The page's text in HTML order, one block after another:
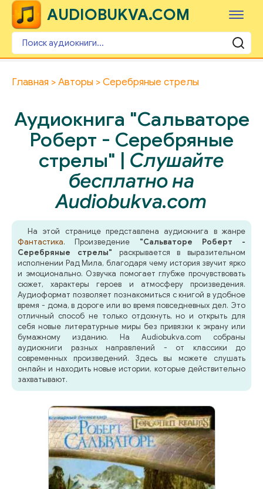
AUDIOBUKVA.COM
Главная Авторы Серебряные стрелы
Аудиокнига "Сальваторе
Роберт - Серебряные
стрелы" | Слушайте
бесплатно на
Audiobukva.com
На этой странице представлена аудиокнига в жанре
Фантастика. Произведение "Сальваторе Роберт -
Серебряные стрелы" раскрывается в выразительном
исполнении Рад Мила, благодаря чему история звучит ярко
и эмоционально. Озвучка помогает глубже прочувствовать
сюжет, характеры героев и атмосферу произведения.
Аудиоформат позволяет познакомиться с книгой в удобное
время - дома, в дороге или во время повседневных дел. Это
отличный способ не только отдохнуть, но и открыть для
себя новые литературные миры без привязки к экрану или
бумажному изданию. На Audiobukva.com собраны
аудиокниги разных направлений - от классики до
современных произведений. Здесь вы можете слушать
онлайн и находить новые истории, которые действительно
захватывают.